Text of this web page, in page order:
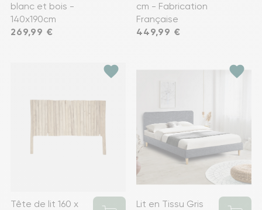
blanc et bois -
140x190cm
Prix
269,99 €
cm - Fabrication
Française
Prix
449,99 €
favorite
Tête de lit 160 x
favorite
Lit en Tissu Gris